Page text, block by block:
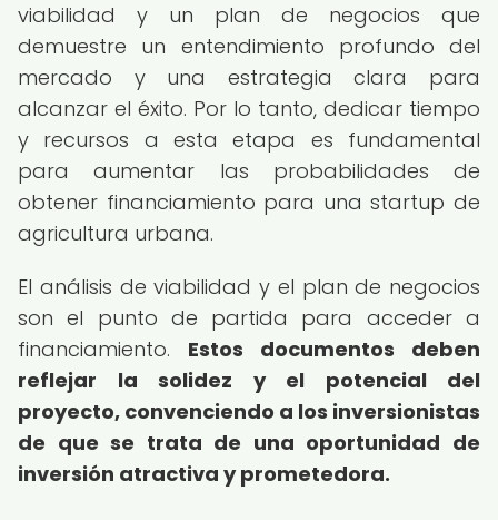
viabilidad y un plan de negocios que
demuestre un entendimiento profundo del
mercado y una estrategia clara para
alcanzar el éxito. Por lo tanto, dedicar tiempo
y recursos a esta etapa es fundamental
para aumentar las probabilidades de
obtener financiamiento para una startup de
agricultura urbana.
El análisis de viabilidad y el plan de negocios
son el punto de partida para acceder a
financiamiento. Estos documentos deben
reflejar la solidez y el potencial del
proyecto, convenciendo a los inversionistas
de que se trata de una oportunidad de
inversión atractiva y prometedora.